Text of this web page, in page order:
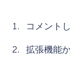
コメント
拡張機能